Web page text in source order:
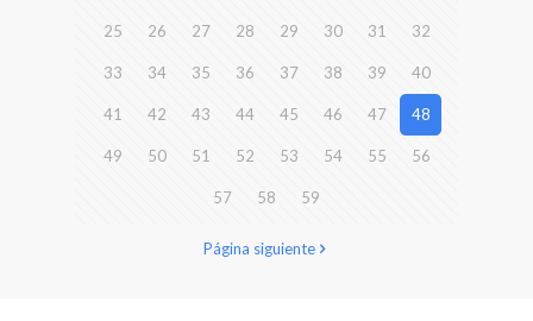
25 26 27 28 29 30 31 32
33 34 35 36 37 38 39 40
41 42 43 44 45 46 47 48
49 50 51 52 53 54 55 56
57 58 59
Página siguiente